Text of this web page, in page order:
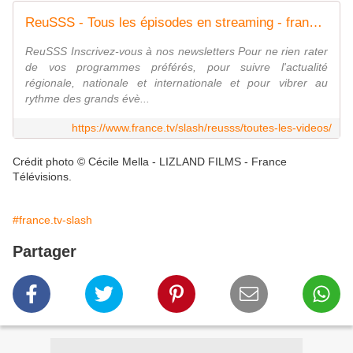
ReuSSS - Tous les épisodes en streaming - france.tv
ReuSSS Inscrivez-vous à nos newsletters Pour ne rien rater
de vos programmes préférés, pour suivre l'actualité
régionale, nationale et internationale et pour vibrer au
rythme des grands évè...
https://www.france.tv/slash/reusss/toutes-les-videos/
Crédit photo © Cécile Mella - LIZLAND FILMS - France
Télévisions.
#france.tv-slash
Partager